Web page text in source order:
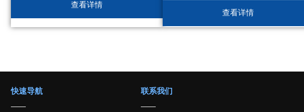
查看详情
查看详情
快速导航 联系我们